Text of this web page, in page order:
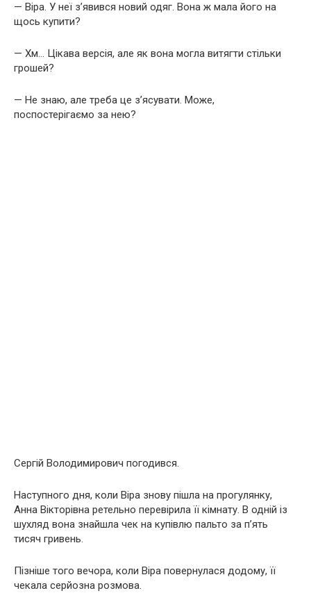
— Віра. У неї з’явився новий одяг. Вона ж мала його на
щось купити?
— Хм… Цікава версія, але як вона могла витягти стільки
грошей?
— Не знаю, але треба це з’ясувати. Може,
поспостерігаємо за нею?
Сергій Володимирович погодився.
Наступного дня, коли Віра знову пішла на прогулянку,
Анна Вікторівна ретельно перевірила її кімнату. В одній із
шухляд вона знайшла чек на купівлю пальто за п’ять
тисяч гривень.
Пізніше того вечора, коли Віра повернулася додому, її
чекала серйозна розмова.